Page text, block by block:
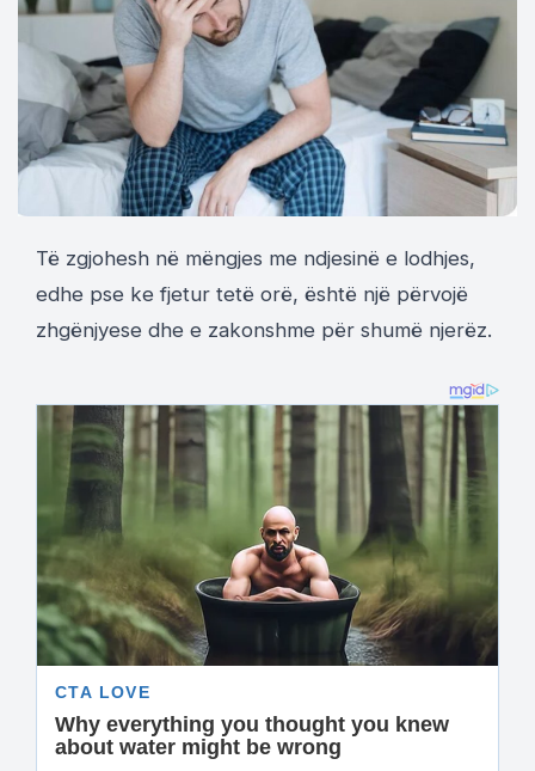
Të zgjohesh në mëngjes me ndjesinë e lodhjes,
edhe pse ke fjetur tetë orë, është një përvojë
zhgënjyese dhe e zakonshme për shumë njerëz.